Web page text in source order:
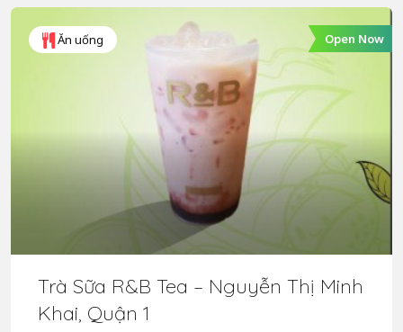
Ăn uống Open Now
Trà Sữa R&B Tea – Nguyễn Thị Minh
Khai, Quận 1